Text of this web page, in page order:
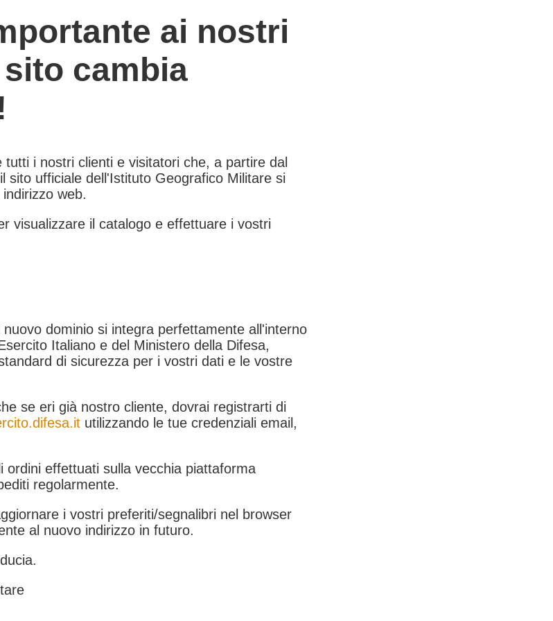
ai nostri
cambia
tutti i nostri clienti e visitatori che, a partire dal
sito ufficiale dell'Istituto Geografico Militare si
web.
visualizzare il catalogo e effettuare i vostri
dominio si integra perfettamente all'interno
Italiano e del Ministero della Difesa,
di sicurezza per i vostri dati e le vostre
se eri già nostro cliente, dovrai registrarti di
utilizzando le tue credenziali email,
ordini effettuati sulla vecchia piattaforma
regolarmente.
i vostri preferiti/segnalibri nel browser
al nuovo indirizzo in futuro.